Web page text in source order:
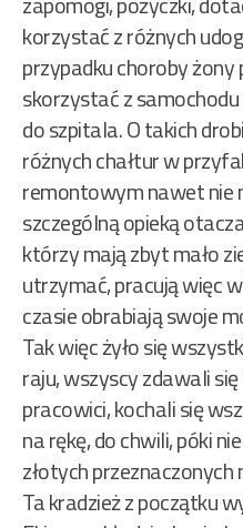
korzystać z różnych
przypadku choroby
skorzystać z
do szpitala. O takich
różnych chałtur w
remontowym nawet nie
szczególną opieką
którzy mają zbyt mało
utrzymać, pracują więc
czasie obrabiają swoje
Tak więc żyło się
raju, wszyscy zdawali
pracowici, kochali się
na rękę, do chwili, póki
złotych przeznaczonych
Ta kradzież z początku